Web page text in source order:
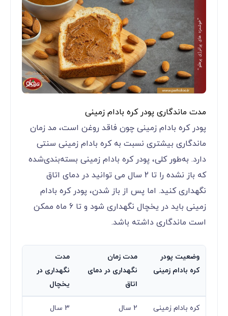
مدت ماندگاری پودر کره بادام زمینی
پودر کره بادام زمینی چون فاقد روغن است، مد زمان
ماندگاری بیشتری نسبت به کره بادام زمینی سنتی
دارد. به‌طور کلی، پودر کره بادام زمینی بسته‌بندی‌شده
که باز نشده را تا 2 سال می توانید در دمای اتاق
نگهداری کنید. اما پس از باز شدن، پودر کره بادام
زمینی باید در یخچال نگهداری شود و تا 6 ماه ممکن
است ماندگاری داشته باشد.
وضعیت پودر
کره بادام زمینی
مدت زمان
نگهداری در دمای
اتاق
مدت
نگهداری در
یخچال
کره بادام زمینی
2 سال 3 سال